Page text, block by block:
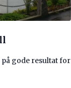
gode resultat for